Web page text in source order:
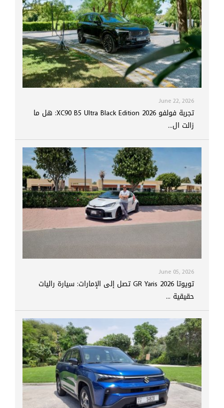
June 22, 2026
تجربة فولفو XC90 B5 Ultra Black Edition 2026: هل ما
زالت ال...
June 05, 2026
تويوتا GR Yaris 2026 تصل إلى الإمارات: سيارة راليات
حقيقية ...